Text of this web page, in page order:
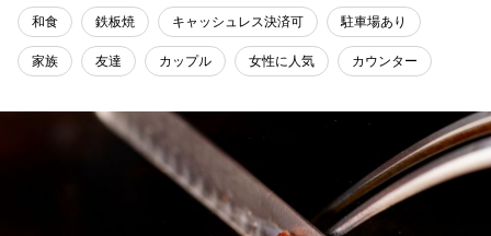
和食 鉄板焼 キャッシュレス決済可 駐車場あり
家族 友達 カップル 女性に人気 カウンター